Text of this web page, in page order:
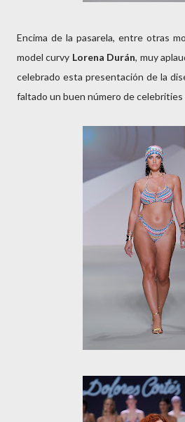
Encima de la pasarela, entre otras
model curvy Lorena Durán, muy
celebrado esta presentación de la
faltado un buen número de celebrities